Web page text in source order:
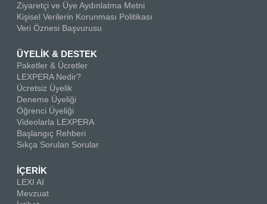
Ziyaretçi ve Üye Aydınlatma Metni
Kişisel Verilerin Korunması Politikası
Veri Öznesi Başvurusu
ÜYELİK & DESTEK
Paketler & Ücretler
LEXPERA Nedir?
Ücretsiz Üyelik
Deneme Üyeliği
Öğrenci Üyeliği
Videolarla LEXPERA
Başlangıç Rehberi
Sıkça Sorulan Sorular
İÇERİK
LEXI AI
Mevzuat